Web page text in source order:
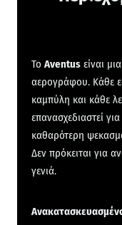
Το Aventus είναι
αερογράφου. Κάθε
καμπύλη και κάθε
επανασχεδιαστεί
καθαρότερη
Δεν πρόκειται για
γενιά.